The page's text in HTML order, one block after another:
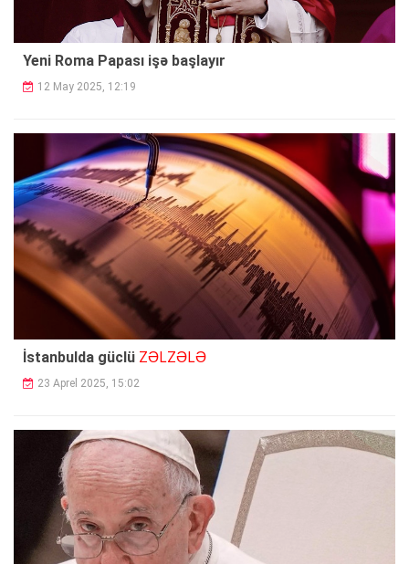
Yeni Roma Papası işə başlayır
12 May 2025, 12:19
İstanbulda güclü ZƏLZƏLƏ
23 Aprel 2025, 15:02